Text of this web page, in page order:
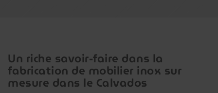
Un riche savoir-faire dans la
fabrication de mobilier inox sur
mesure dans le Calvados